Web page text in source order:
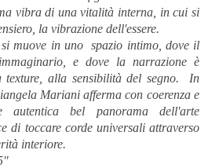
vibra di una vitalità interna, in cui si
la vibrazione dell'essere.
muove in uno spazio intimo, dove il
e dove la narrazione è
texture, alla sensibilità del segno. In
Mariani afferma con coerenza e
autentica bel panorama dell'arte
di toccare corde universali attraverso
interiore.